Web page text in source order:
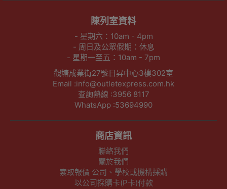
陳列室資料
- 星期六：10am - 4pm
- 周日及公眾假期：休息
- 星期一至五：10am - 7pm
觀塘成業街27號日昇中心3樓302室
Email :info@outletexpress.com.hk
查詢熱線 :3956 8117
WhatsApp :53694990
商店資訊
聯絡我們
關於我們
索取報價 公司、學校或機構採購
以公司採購卡(P卡)付款